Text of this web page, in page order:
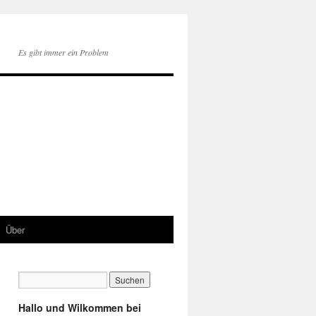
Es gibt immer ein Problem
Über
Hallo und Wilkommen bei